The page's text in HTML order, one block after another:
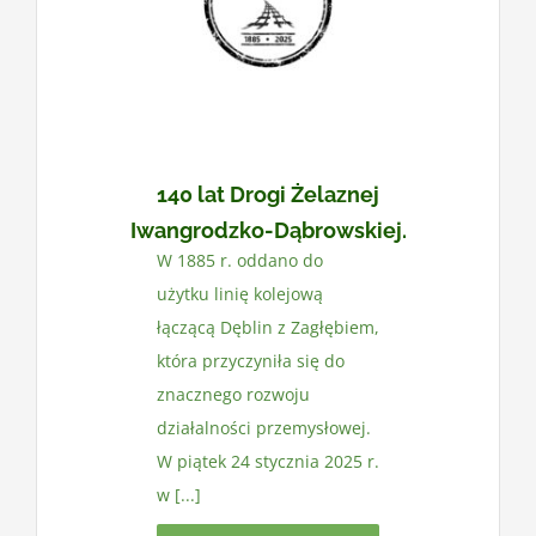
Kontakt
140 lat Drogi Żelaznej
Iwangrodzko-Dąbrowskiej.
W 1885 r. oddano do
użytku linię kolejową
łączącą Dęblin z Zagłębiem,
która przyczyniła się do
znacznego rozwoju
działalności przemysłowej.
W piątek 24 stycznia 2025 r.
w [...]